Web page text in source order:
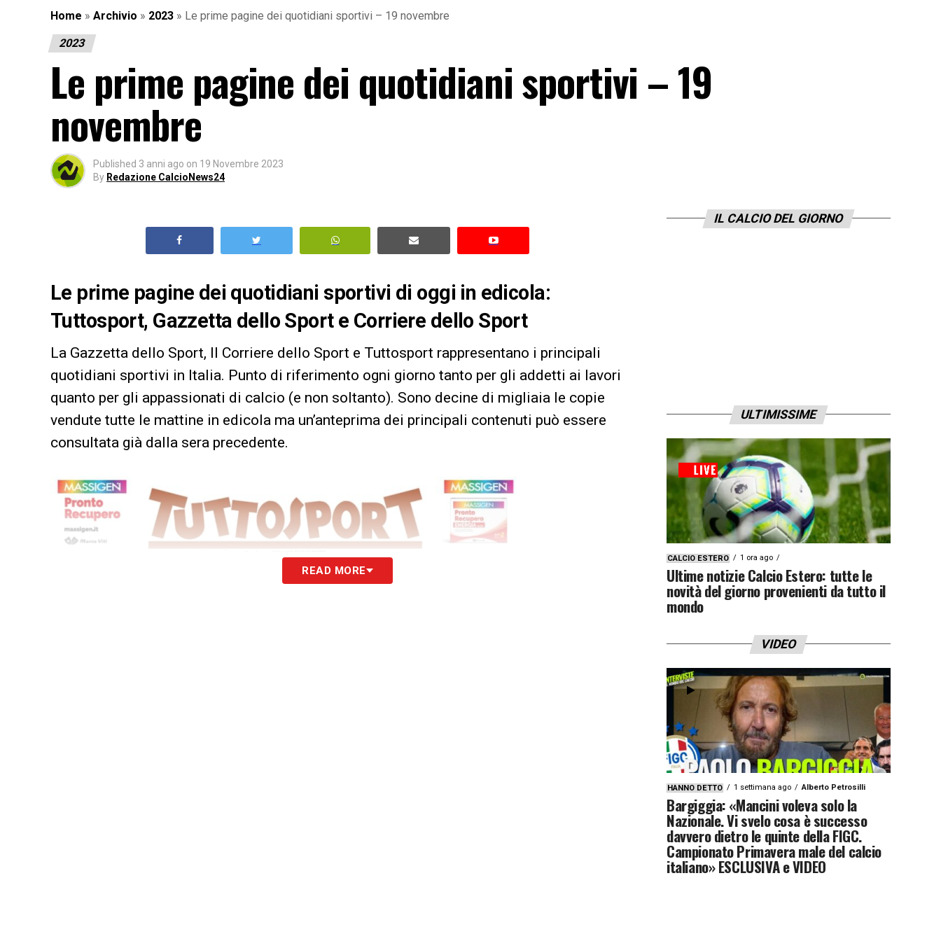
Home » Archivio » 2023 » Le prime pagine dei quotidiani sportivi – 19 novembre
2023
Le prime pagine dei quotidiani sportivi – 19
novembre
Published 3 anni ago on 19 Novembre 2023
By Redazione CalcioNews24
Le prime pagine dei quotidiani sportivi di oggi in edicola:
Tuttosport, Gazzetta dello Sport e Corriere dello Sport
La Gazzetta dello Sport, Il Corriere dello Sport e Tuttosport rappresentano i principali
quotidiani sportivi in Italia. Punto di riferimento ogni giorno tanto per gli addetti ai lavori
quanto per gli appassionati di calcio (e non soltanto). Sono decine di migliaia le copie
vendute tutte le mattine in edicola ma un’anteprima dei principali contenuti può essere
consultata già dalla sera precedente.
READ MORE
IL CALCIO DEL GIORNO
ULTIMISSIME
CALCIO ESTERO 1 ora ago
Ultime notizie Calcio Estero: tutte le
novità del giorno provenienti da tutto il
mondo
VIDEO
HANNO DETTO 1 settimana ago Alberto Petrosilli
Bargiggia: «Mancini voleva solo la
Nazionale. Vi svelo cosa è successo
davvero dietro le quinte della FIGC.
Campionato Primavera male del calcio
italiano» ESCLUSIVA e VIDEO